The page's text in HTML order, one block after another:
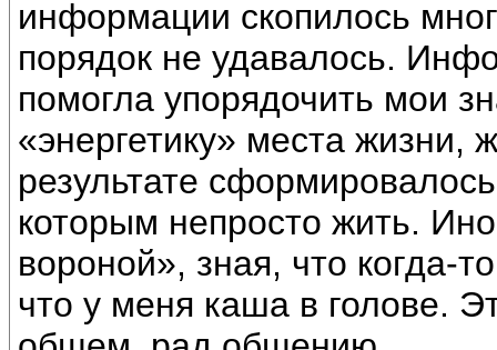
информации скопилось
порядок не удавалось.
помогла упорядочить мои
«энергетику» места жизни,
результате
которым непросто жить.
вороной», зная, что когда-
что у меня каша в голове.